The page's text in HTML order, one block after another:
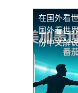
在国外看
国外看世
份中文解